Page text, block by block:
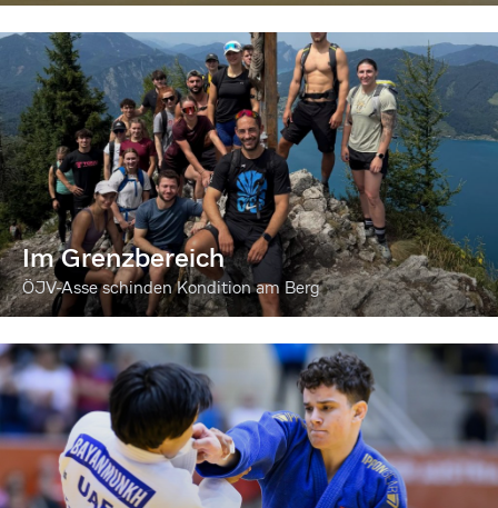
Im Grenzbereich
ÖJV-Asse schinden Kondition am Berg